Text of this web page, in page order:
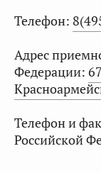
Телефон:
Адрес
Федерации:
Телефон и
Российской